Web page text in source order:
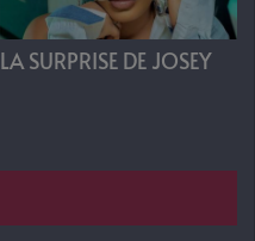
LA SURPRISE DE JOSEY